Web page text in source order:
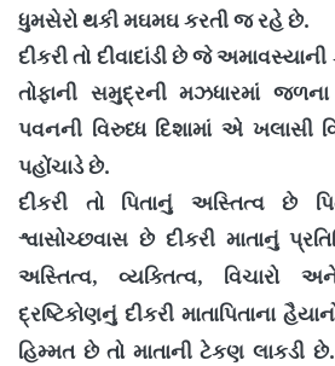
ધુમસેરો થકી મઘમઘ કરતી જ રહે છે.
દીકરી તો દીવાદાંડી છે જે
તોફાની સમુદ્રની મઝધારમાં
પવનની વિરુધ્ધ દિશામાં એ ખલાસી
પહોંચાડે છે.
દીકરી તો પિતાનું અસ્તિત્વ છે
શ્વાસોચ્છવાસ છે દીકરી માતાનું
અસ્તિત્વ,વ્યક્તિત્વ, વિચારો
દ્રષ્ટિકોણનું દીકરી માતાપિતાના
હિમ્મત છે તો માતાની ટેકણ લાકડી છે